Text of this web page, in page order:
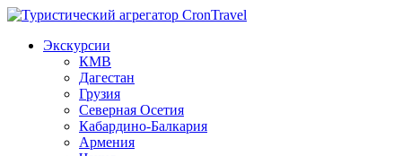
Экскурсии
КМВ
Дагестан
Грузия
Северная Осетия
Кабардино-Балкария
Армения